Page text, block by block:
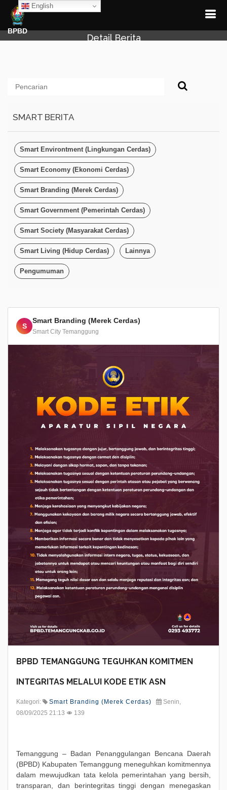
English
BPBD
Detail Berita
SMART BERITA
Smart Environtment (Lingkungan Cerdas)
Smart Economy (Ekonomi Cerdas)
Smart Branding (Merek Cerdas)
Smart Government (Pemerintah Cerdas)
Smart Society (Masyarakat Cerdas)
Smart Living (Hidup Cerdas) Lainnya
Pengumuman
S
Smart Branding (Merek Cerdas)
Smart City Temanggung
BPBD TEMANGGUNG TEGUHKAN KOMITMEN
INTEGRITAS MELALUI KODE ETIK ASN
Kategori: Smart Branding (Merek Cerdas)
Senin,
08/09/2025 21:13
139
Temanggung – Badan Penanggulangan Bencana Daerah
(BPBD) Kabupaten Temanggung meneguhkan komitmennya
dalam mewujudkan tata kelola pemerintahan yang bersih,
transparan, dan berintegritas tinggi dengan menegaskan